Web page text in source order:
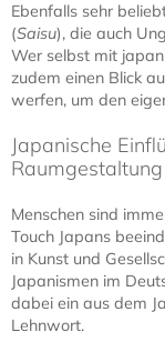
Ebenfalls sehr
(Saisu), die auch
Wer selbst mit
zudem einen Blick
werfen, um den
Japanische
Menschen sind
Touch Japans
in Kunst und
Japanismen im
dabei ein aus dem
Lehnwort.